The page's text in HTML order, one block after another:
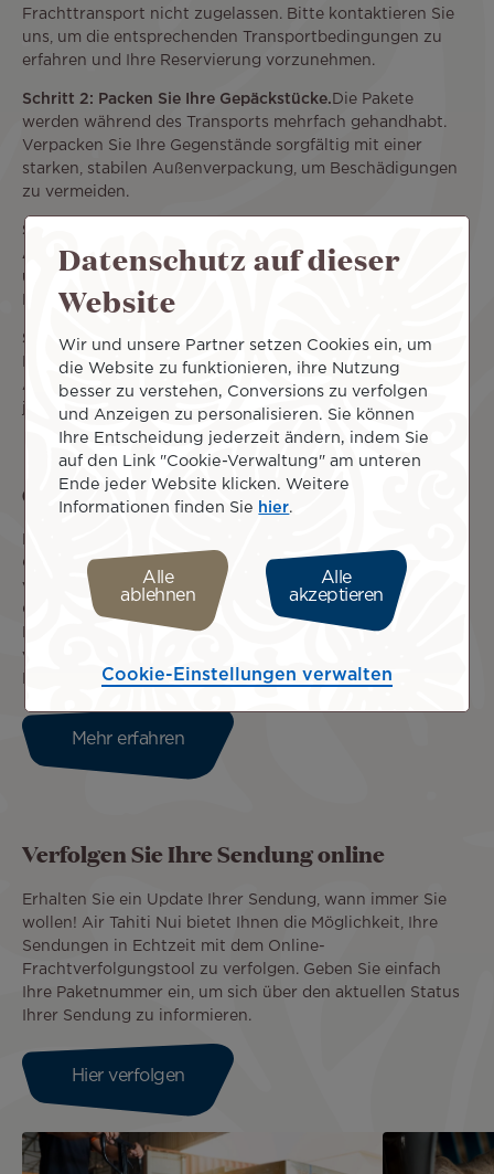
Frachttransport nicht zugelassen. Bitte kontaktieren Sie
uns, um die entsprechenden Transportbedingungen zu
erfahren und Ihre Reservierung vorzunehmen.
Schritt 2: Packen Sie Ihre Gepäckstücke. Die Pakete
werden während des Transports mehrfach gehandhabt.
Verpacken Sie Ihre Gegenstände sorgfältig mit einer
starken, stabilen Außenverpackung, um Beschädigungen
zu vermeiden.
Schritt 3: Geben Sie Ihre Pakete an der angegebenen
Abgabestelle ab. In Tahiti muss die Abgabe Ihres Pakets bei
unserem Assistenzunternehmen am Frachtterminal des
Flughafens Tahiti Faaa erfolgen.
Schritt 4: Holen Sie Ihre Sendung ab.Sie oder die
Empfänger können Ihre Pakete bei den
Abfertigungsunternehmen abholen, die Air Tahiti Nui an
jeder Station vertreten.
Gefährliche Güter
Gegenstände sind reguliert oder für den Transport
verboten. Zum Beispiel Aerosole, Parfüms, alkoholische
Getränke, ätzende oder entflammbare Flüssigkeiten,
Batterien, Gaszylinder usw. Bitte sehen Sie die Liste der
verbotenen oder reglementierten Güter ein, bevor Sie Ihr
Paket bei unserer Cargo-Abteilung abgeben.
Mehr erfahren
Verfolgen Sie Ihre Sendung online
Erhalten Sie ein Update Ihrer Sendung, wann immer Sie
wollen! Air Tahiti Nui bietet Ihnen die Möglichkeit, Ihre
Sendungen in Echtzeit mit dem Online-
Frachtverfolgungstool zu verfolgen. Geben Sie einfach
Ihre Paketnummer ein, um sich über den aktuellen Status
Ihrer Sendung zu informieren.
Hier verfolgen
Datenschutz auf dieser
Website
Wir und unsere Partner setzen Cookies ein, um
die Website zu funktionieren, ihre Nutzung
besser zu verstehen, Conversions zu verfolgen
und Anzeigen zu personalisieren. Sie können
Ihre Entscheidung jederzeit ändern, indem Sie
auf den Link "Cookie-Verwaltung" am unteren
Ende jeder Website klicken. Weitere
Informationen finden Sie hier
Alle
ablehnen
Alle
akzeptieren
Cookie-Einstellungen verwalten